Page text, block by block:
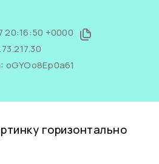
20:16:50 +0000
oGYOo8Ep0a61
горизонтально